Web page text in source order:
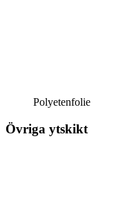
Polyetenfolie
Övriga ytskikt